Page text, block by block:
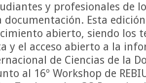
y profesionales de
documentación. Esta
abierto, siendo los
y el acceso abierto a la
de Ciencias de la
al 16º Workshop de